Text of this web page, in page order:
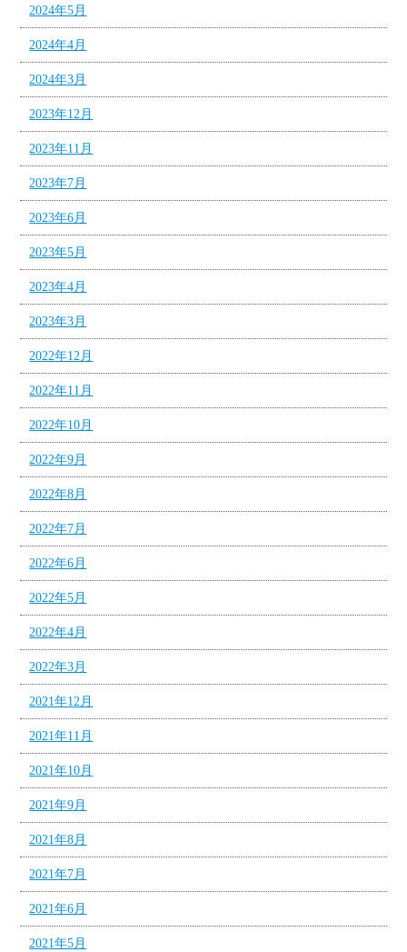
2024年5月
2024年4月
2024年3月
2023年12月
2023年11月
2023年7月
2023年6月
2023年5月
2023年4月
2023年3月
2022年12月
2022年11月
2022年10月
2022年9月
2022年8月
2022年7月
2022年6月
2022年5月
2022年4月
2022年3月
2021年12月
2021年11月
2021年10月
2021年9月
2021年8月
2021年7月
2021年6月
2021年5月